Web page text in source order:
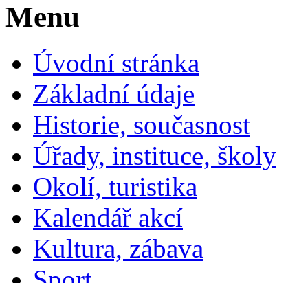
Menu
Úvodní stránka
Základní údaje
Historie, současnost
Úřady, instituce, školy
Okolí, turistika
Kalendář akcí
Kultura, zábava